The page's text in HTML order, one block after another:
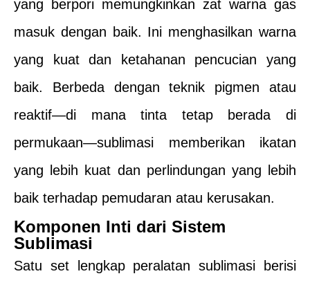
yang berpori memungkinkan zat warna gas
masuk dengan baik. Ini menghasilkan warna
yang kuat dan ketahanan pencucian yang
baik. Berbeda dengan teknik pigmen atau
reaktif—di mana tinta tetap berada di
permukaan—sublimasi memberikan ikatan
yang lebih kuat dan perlindungan yang lebih
baik terhadap pemudaran atau kerusakan.
Komponen Inti dari Sistem
Sublimasi
Satu set lengkap peralatan sublimasi berisi